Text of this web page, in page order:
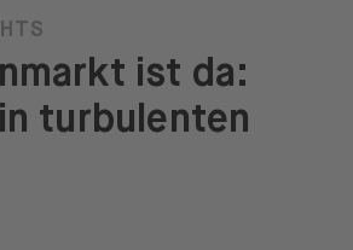
ist da:
turbulenten